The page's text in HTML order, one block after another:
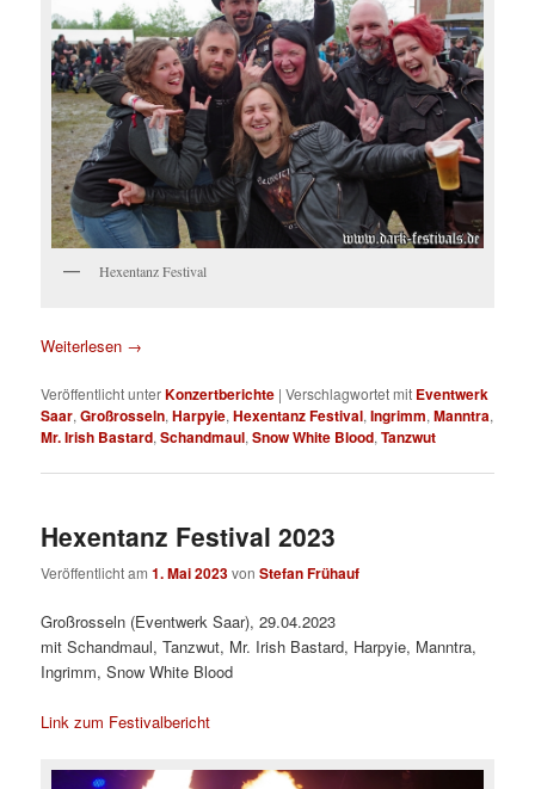
Hexentanz Festival
Weiterlesen →
Veröffentlicht unterKonzertberichte |Verschlagwortet mit Eventwerk
Saar,Großrosseln,Harpyie,Hexentanz Festival,Ingrimm,Manntra,
Mr. Irish Bastard,Schandmaul,Snow White Blood,Tanzwut
Hexentanz Festival 2023
Veröffentlicht am1. Mai 2023vonStefan Frühauf
Großrosseln (Eventwerk Saar), 29.04.2023
mit Schandmaul, Tanzwut, Mr. Irish Bastard, Harpyie, Manntra,
Ingrimm, Snow White Blood
Link zum Festivalbericht